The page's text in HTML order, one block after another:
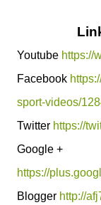
Youtube https://
Facebook
sport-videos/
Twitter https://
Google +
https://
Blogger http://